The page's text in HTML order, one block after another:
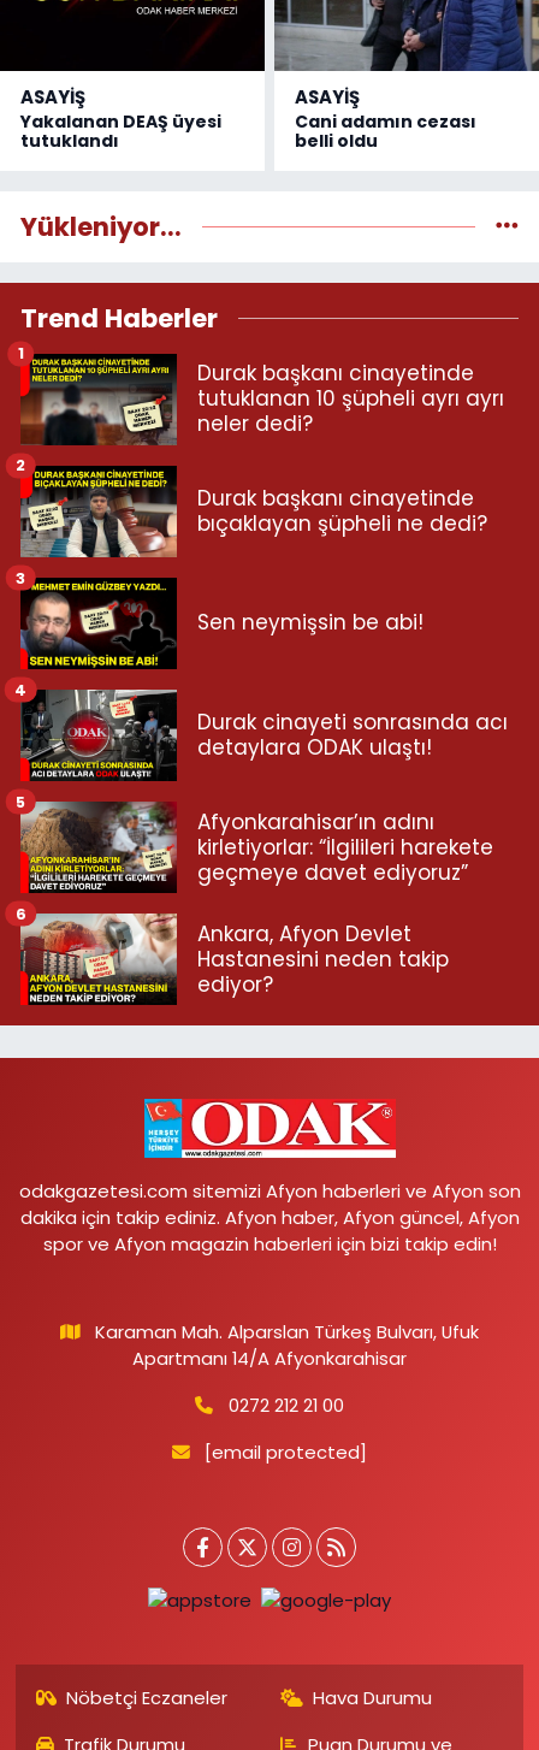
ASAYİŞ
Yakalanan DEAŞ üyesi
tutuklandı
ASAYİŞ
Cani adamın cezası
belli oldu
Yükleniyor...
Trend Haberler
Durak başkanı cinayetinde
tutuklanan 10 şüpheli ayrı ayrı
neler dedi?
1
Durak başkanı cinayetinde
bıçaklayan şüpheli ne dedi?
2
Sen neymişsin be abi!
3
Durak cinayeti sonrasında acı
detaylara ODAK ulaştı!
4
Afyonkarahisar’ın adını
kirletiyorlar: “İlgilileri harekete
geçmeye davet ediyoruz”
5
Ankara, Afyon Devlet
Hastanesini neden takip
ediyor?
6
odakgazetesi.com sitemizi Afyon haberleri ve Afyon son
dakika için takip ediniz. Afyon haber, Afyon güncel, Afyon
spor ve Afyon magazin haberleri için bizi takip edin!
Karaman Mah. Alparslan Türkeş Bulvarı, Ufuk
Apartmanı 14/A Afyonkarahisar
0272 212 21 00
[email protected]
Nöbetçi Eczaneler
Hava Durumu
Trafik Durumu
Puan Durumu ve